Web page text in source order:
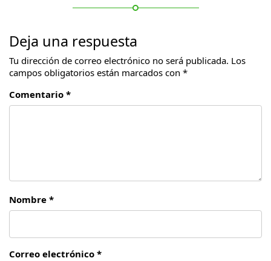
Deja una respuesta
Tu dirección de correo electrónico no será publicada. Los
campos obligatorios están marcados con *
Comentario *
Nombre *
Correo electrónico *